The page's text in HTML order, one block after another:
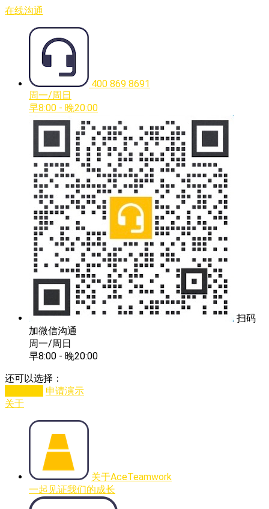
在线沟通
400 869 8691
周一/周日
早8:00 - 晚20:00
扫码
加微信沟通
周一/周日
早8:00 - 晚20:00
还可以选择：
申请演示
关于
关于AceTeamwork
一起见证我们的成长